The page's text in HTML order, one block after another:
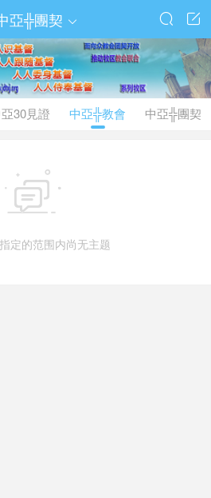
亞╬團契  

30見證 中亞╬教會 中亞╬團契

定的范围内尚无主题